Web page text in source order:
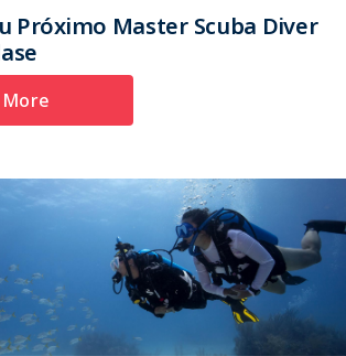
Próximo Master Scuba Diver
More